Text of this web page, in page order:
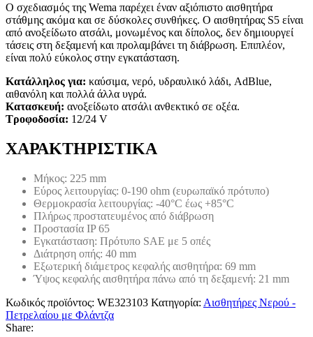
Ο σχεδιασμός της Wema παρέχει έναν αξιόπιστο αισθητήρα
στάθμης ακόμα και σε δύσκολες συνθήκες. Ο αισθητήρας S5 είναι
από ανοξείδωτο ατσάλι, μονωμένος και δίπολος, δεν δημιουργεί
τάσεις στη δεξαμενή και προλαμβάνει τη διάβρωση. Επιπλέον,
είναι πολύ εύκολος στην εγκατάσταση.
Κατάλληλος για: καύσιμα, νερό, υδραυλικό λάδι, AdBlue,
αιθανόλη και πολλά άλλα υγρά.
Κατασκευή: ανοξείδωτο ατσάλι ανθεκτικό σε οξέα.
Τροφοδοσία: 12/24 V
ΧΑΡΑΚΤΗΡΙΣΤΙΚΑ
Μήκος: 225 mm
Εύρος λειτουργίας: 0-190 ohm (ευρωπαϊκό πρότυπο)
Θερμοκρασία λειτουργίας: -40°C έως +85°C
Πλήρως προστατευμένος από διάβρωση
Προστασία IP 65
Εγκατάσταση: Πρότυπο SAE με 5 οπές
Διάτρηση οπής: 40 mm
Εξωτερική διάμετρος κεφαλής αισθητήρα: 69 mm
Ύψος κεφαλής αισθητήρα πάνω από τη δεξαμενή: 21 mm
Κωδικός προϊόντος: WE323103 Κατηγορία: Αισθητήρες Νερού -
Πετρελαίου με Φλάντζα
Share: